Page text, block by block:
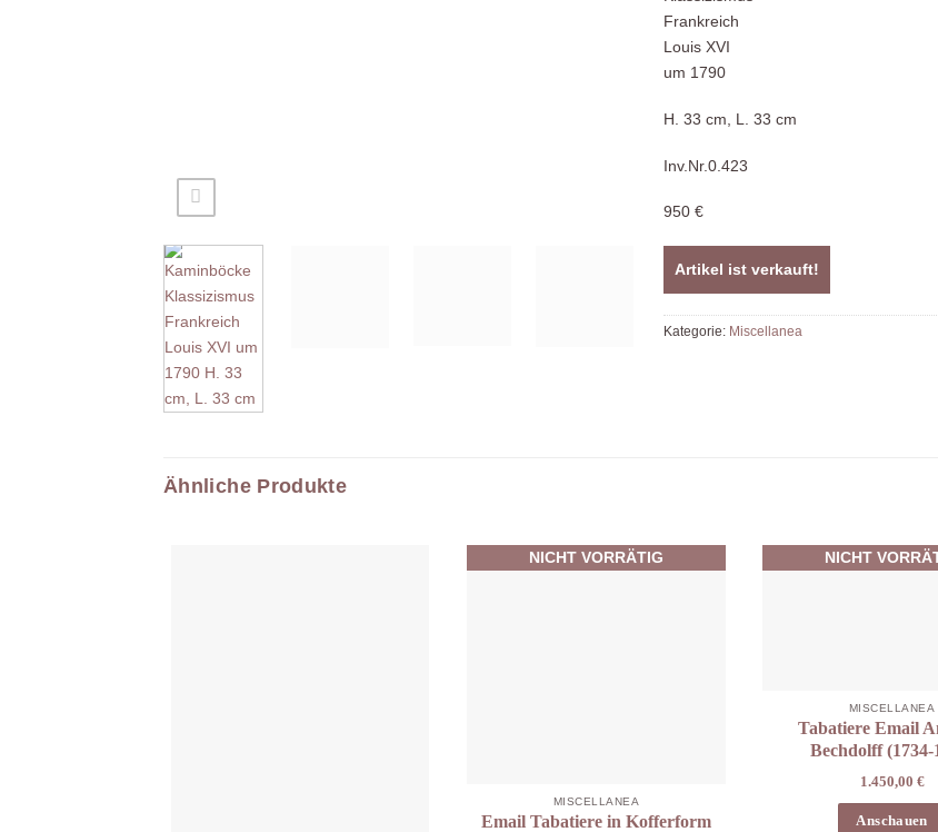
Frankreich
Louis XVI
um 1790
H. 33 cm, L. 33 cm
Inv.Nr.0.423
950 €
Artikel ist verkauft!
Kategorie: Miscellanea
Ähnliche Produkte
NICHT VORRÄTIG
MISCELLANEA
Email Tabatiere in Kofferform
NICHT
MISCELLANEA
Tabatiere Email
Bechdolff (1734-
1.450,00 €
Anschauen